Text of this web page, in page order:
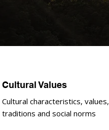
Cultural Values
Cultural characteristics, values,
traditions and social norms